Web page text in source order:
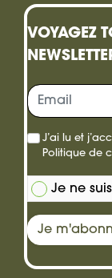
VOYAGEZ
J’ai lu et
Politique de
Je ne
Je